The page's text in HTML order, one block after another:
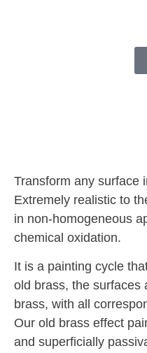
Transform any surface
Extremely realistic to
in non-homogeneous
chemical oxidation.
It is a painting cycle
old brass, the surfaces
brass, with all
Our old brass effect
and superficially